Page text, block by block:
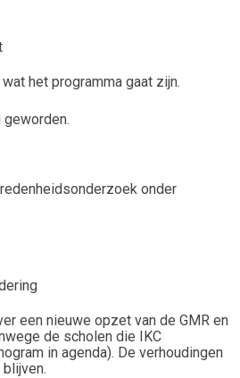
het programma gaat zijn.
geworden.
onder
een nieuwe opzet van de GMR en
de scholen die IKC
in agenda). De verhoudingen